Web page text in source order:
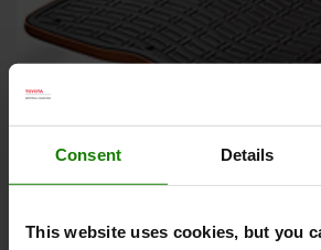
Consent Details
This website uses cookies, but you
Slå platformen ned, når paller skal